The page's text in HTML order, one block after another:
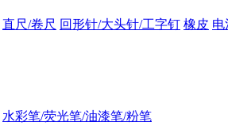
直尺/卷尺 回形针/大头针/工字钉 橡皮 电
水彩笔/荧光笔/油漆笔/粉笔